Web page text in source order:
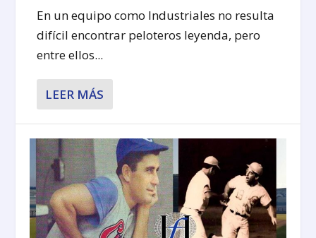
En un equipo como Industriales no resulta
difícil encontrar peloteros leyenda, pero
entre ellos...
LEER MÁS